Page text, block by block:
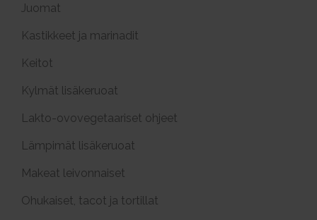
Juomat
Kastikkeet ja marinadit
Keitot
Kylmät lisäkeruoat
Lakto-ovovegetaariset ohjeet
Lämpimät lisäkeruoat
Makeat leivonnaiset
Ohukaiset, tacot ja tortillat